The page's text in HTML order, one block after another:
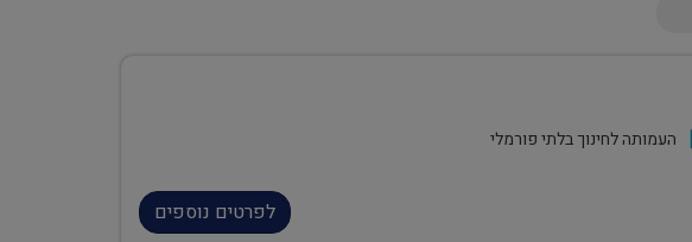
העמותה לחינוך בלתי פורמלי
לפרטים נוספים